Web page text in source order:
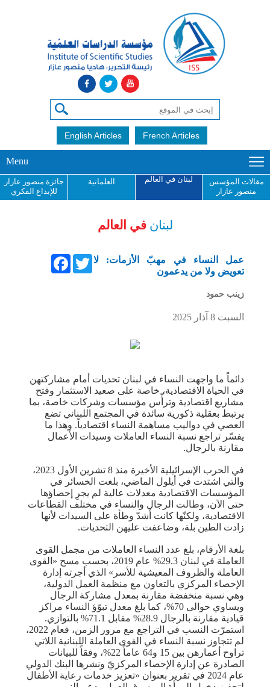
English Articles French Articles
Menu
مقالات المؤسس
منصور عازار
لبنان في العالم العلمانية
جائزة منصور عازار
للإبداع الفكري
لبنان في العالم
FacebookTwitterعمل النساء في مهبّ الأزمات: لا
تعويض ولا من يدعمون
زينب حمود
السبت 8 آذار 2025
دائماً ما واجهت النساء في لبنان تحديات أمام مشاركتهن
في الحياة الاقتصادية، خاصة على صعيد الاستثمار وفتح
مشاريع اقتصادية وترأّس مؤسسات وشركات خاصة، بما
يرتبط بعقلية ذكورية سائدة في المجتمع اللبناني تضع
العصي في دواليب مساهمة النساء اقتصادياً. وهذا ما
يفسّر تراجع نسبة النساء العاملات وسيدات الأعمال
مقارنة بالرجال.
في الحرب الإسرائيلية الأخيرة منذ 8 تشرين الأول 2023،
والتي اشتدت في أيلول الماضي، بلغت الخسائر في
المؤسسات الاقتصادية معدلات عالية لم يجرِ إحصاؤها
حتى الآن، وطالت الرجال والنساء في مختلف القطاعات
الاقتصادية، ولكنّها كانت أشدّ وطأة على السيدات لأنها
زادت الطين بلة، وضاعفت عليهن التحديات.
بلغة الأرقام، بلغ عدد النساء العاملات من مجمل القوى
العاملة في لبنان 29.3% عام 2019، بحسب مسح «القوى
العاملة والظروف المعيشية للأسر» الذي أجرته إدارة
الإحصاء المركزي بالتعاون مع منظمة العمل الدولية،
وهي نسبة منخفضة مقارنة بمعدل مشاركة الرجال
ويساوي حوالى 70%، كما بلغ معدل تبوّؤ النساء مراكز
قيادية مقارنة بالرجال 28.9% مقابل 71.1% بالتوازي.
استمرّت النسب في التراجع مع مرور الزمن، فعام 2022،
لم تتجاوز نسبة النساء في القوى العاملة اللبنانية اللاتي
تراوح أعمارهن بين 15 و64 عاماً 22%، وفقاً للبيانات
الصادرة عن إدارة الإحصاء المركزيّ ونشرها البنك الدولي
عام 2024 في تقرير بعنوان «تعزيز خدمات رعاية الأطفال